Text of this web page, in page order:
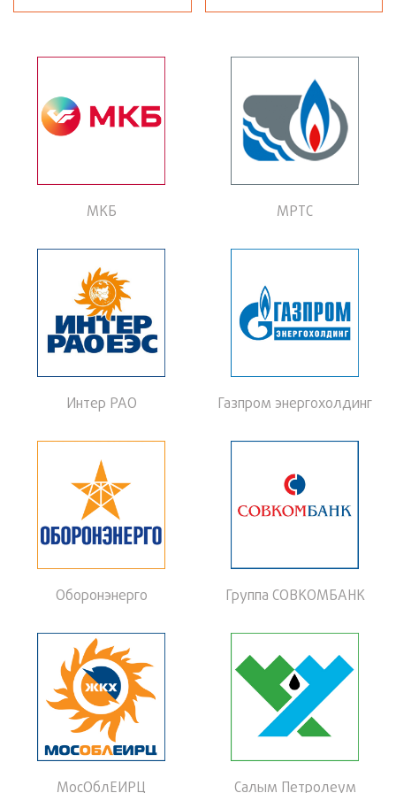
Кубок Спорт-ТЭК по мини-футболу 2025
Кубок, посвященный Дню работника нефтяной и газовой промышленности
МКБ МРТС
Интер РАО Газпром энергохолдинг
Оборонэнерго Группа СОВКОМБАНК
МосОблЕИРЦ Салым Петролеум